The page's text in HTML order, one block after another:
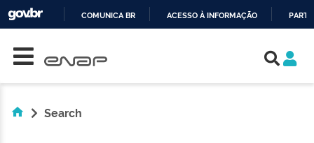
COMUNICA BR ACESSO À INFORMAÇÃO
Search